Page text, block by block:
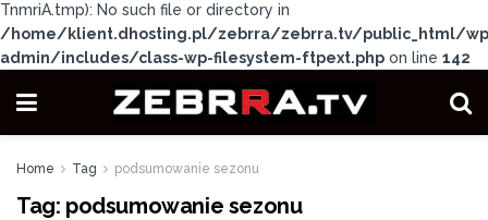
TnmriA.tmp): No such file or directory in
/home/klient.dhosting.pl/zebrra/zebrra.tv/public_html/
admin/includes/class-wp-filesystem-ftpext.php on line 142
Home Tag podsumowanie sezonu
Tag: podsumowanie sezonu